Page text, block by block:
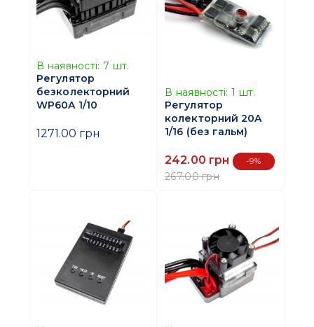
В наявності: 7 шт.
Регулятор
безколекторний
WP60A 1/10
1271.00 грн
В наявності: 1 шт.
Регулятор
колекторний 20A
1/16 (без гальм)
242.00 грн -9%
267.00 грн